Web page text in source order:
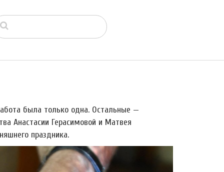
была только одна. Остальные —
Анастасии Герасимовой и Матвея
праздника.